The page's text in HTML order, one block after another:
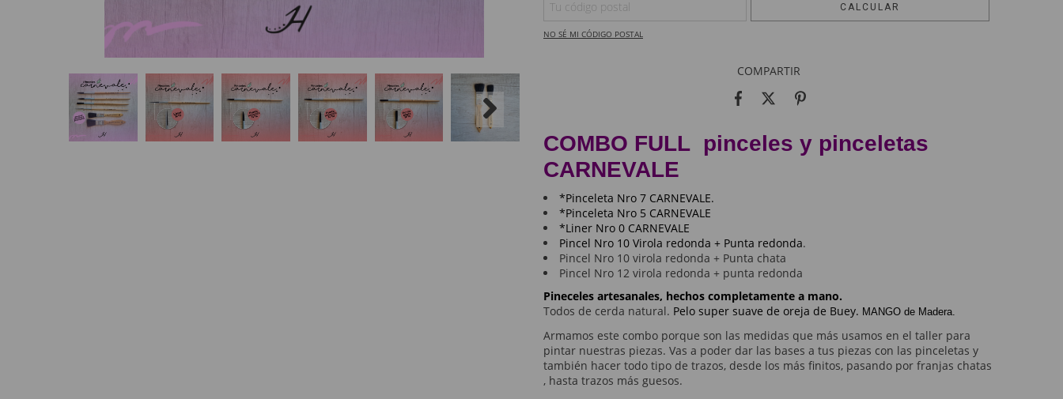
CALCULAR
NO SÉ MI CÓDIGO POSTAL
COMPARTIR
COMBO FULL pinceles y pinceletas
CARNEVALE
*Pinceleta Nro 7 CARNEVALE.
*Pinceleta Nro 5 CARNEVALE
*Liner Nro 0 CARNEVALE
Pincel Nro 10 Virola redonda + Punta redonda.
Pincel Nro 10 virola redonda + Punta chata
Pincel Nro 12 virola redonda + punta redonda
Pineceles artesanales, hechos completamente a mano.
​Todos de cerda natural. Pelo super suave de oreja de Buey. MANGO de Madera.
Armamos este combo porque son las medidas que más usamos en el taller para
pintar nuestras piezas. Vas a poder dar las bases a tus piezas con las pinceletas y
también hacer todo tipo de trazos, desde los más finitos, pasando por franjas chatas
, hasta trazos más guesos.